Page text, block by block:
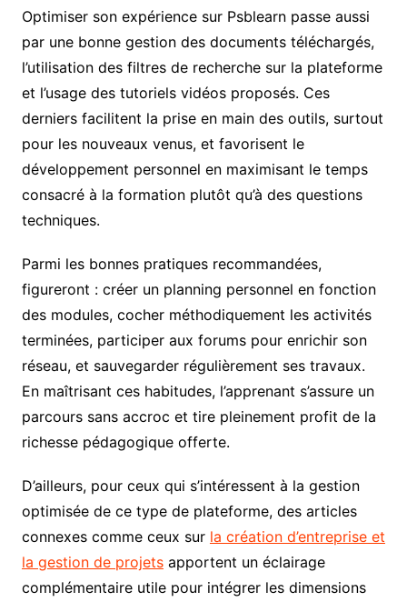
Optimiser son expérience sur Psblearn passe aussi
par une bonne gestion des documents téléchargés,
l’utilisation des filtres de recherche sur la plateforme
et l’usage des tutoriels vidéos proposés. Ces
derniers facilitent la prise en main des outils, surtout
pour les nouveaux venus, et favorisent le
développement personnel en maximisant le temps
consacré à la formation plutôt qu’à des questions
techniques.
Parmi les bonnes pratiques recommandées,
figureront : créer un planning personnel en fonction
des modules, cocher méthodiquement les activités
terminées, participer aux forums pour enrichir son
réseau, et sauvegarder régulièrement ses travaux.
En maîtrisant ces habitudes, l’apprenant s’assure un
parcours sans accroc et tire pleinement profit de la
richesse pédagogique offerte.
D’ailleurs, pour ceux qui s’intéressent à la gestion
optimisée de ce type de plateforme, des articles
connexes comme ceux sur la création d’entreprise et
la gestion de projetsapportent un éclairage
complémentaire utile pour intégrer les dimensions